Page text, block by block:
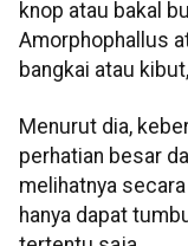
knop atau bakal
Amorphophallus
bangkai atau
Menurut dia,
perhatian besar
melihatnya
hanya dapat